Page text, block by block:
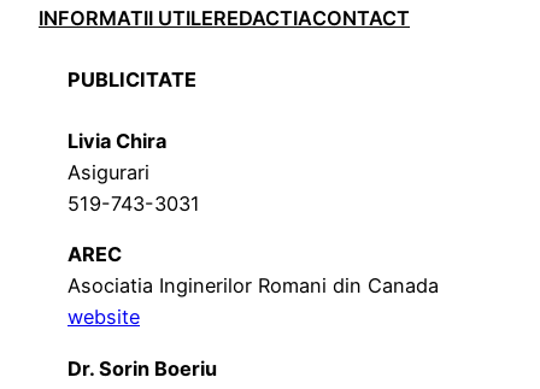
INFORMATII UTILEREDACTIACONTACT
PUBLICITATE
Livia Chira
Asigurari
519-743-3031
AREC
Asociatia Inginerilor Romani din Canada
website
Dr. Sorin Boeriu